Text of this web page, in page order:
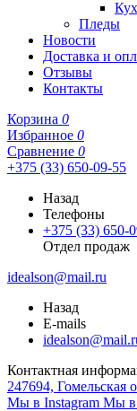
Пледы
Новости
Доставка и
Отзывы
Контакты
Корзина 0
Избранное 0
Сравнение 0
+375 (33) 650-09-55
Назад
Телефоны
+375 (33) 650-
Отдел продаж
idealson@mail.ru
Назад
E-mails
Контактная
247694, Гомельская
Мы в Instagram Мы в